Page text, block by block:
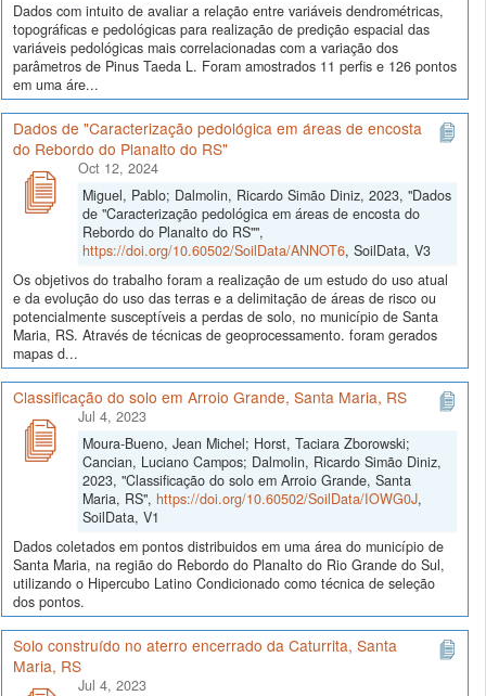
Dados com intuito de avaliar a relação entre variáveis dendrométricas,
topográficas e pedológicas para realização de predição espacial das
variáveis pedológicas mais correlacionadas com a variação dos
parâmetros de Pinus Taeda L. Foram amostrados 11 perfis e 126 pontos
em uma áre...
Dados de "Caracterização pedológica em áreas de encosta
do Rebordo do Planalto do RS"
Oct 12, 2024
Miguel, Pablo; Dalmolin, Ricardo Simão Diniz, 2023, "Dados
de "Caracterização pedológica em áreas de encosta do
Rebordo do Planalto do RS"",
https://doi.org/10.60502/SoilData/ANNOT6, SoilData, V3
Os objetivos do trabalho foram a realização de um estudo do uso atual
e da evolução do uso das terras e a delimitação de áreas de risco ou
potencialmente susceptíveis a perdas de solo, no município de Santa
Maria, RS. Através de técnicas de geoprocessamento. foram gerados
mapas d...
Classificação do solo em Arroio Grande, Santa Maria, RS
Jul 4, 2023
Moura-Bueno, Jean Michel; Horst, Taciara Zborowski;
Cancian, Luciano Campos; Dalmolin, Ricardo Simão Diniz,
2023, "Classificação do solo em Arroio Grande, Santa
Maria, RS", https://doi.org/10.60502/SoilData/IOWG0J,
SoilData, V1
Dados coletados em pontos distribuidos em uma área do município de
Santa Maria, na região do Rebordo do Planalto do Rio Grande do Sul,
utilizando o Hipercubo Latino Condicionado como técnica de seleção
dos pontos.
Solo construído no aterro encerrado da Caturrita, Santa
Maria, RS
Jul 4, 2023